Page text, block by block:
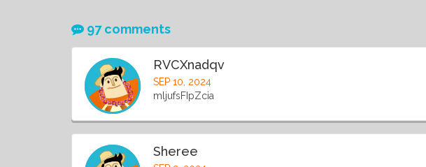
97 comments
RVCXnadqv
SEP 10, 2024
mljufsFIpZcia
Sheree